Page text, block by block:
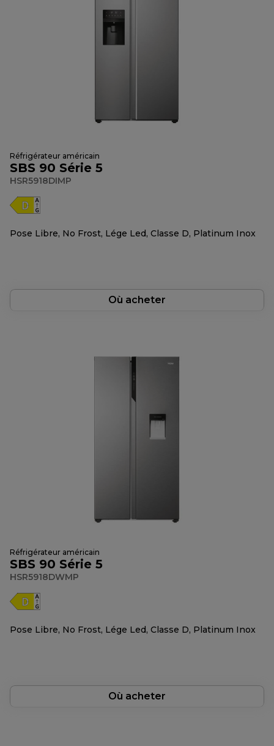
Réfrigérateur américain
SBS 90 Série 5
HSR5918DIMP
Pose Libre, No Frost, Lége Led, Classe D, Platinum Inox
Où acheter
Réfrigérateur américain
SBS 90 Série 5
HSR5918DWMP
Pose Libre, No Frost, Lége Led, Classe D, Platinum Inox
Où acheter